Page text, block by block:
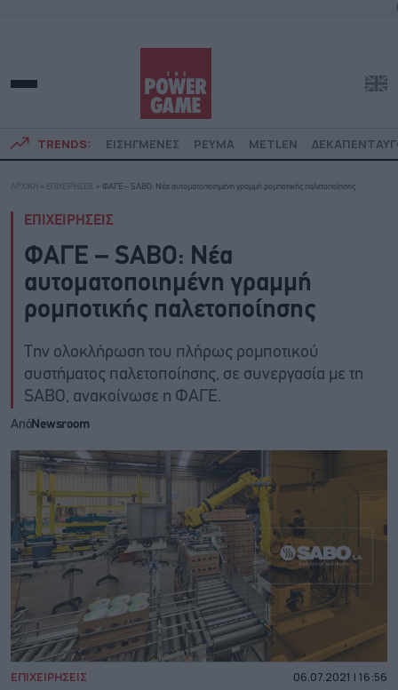
TRENDS: ΕΙΣΗΓΜΕΝΕΣ ΡΕΥΜΑ METLEN
ΑΡΧΙΚΗ » ΕΠΙΧΕΙΡΗΣΕΙΣ » ΦΑΓΕ – SABO: Νέα αυτοματοποιημένη γραμμή ρομποτικής παλετοποίησης
ΕΠΙΧΕΙΡΗΣΕΙΣ
ΦΑΓΕ – SABO: Νέα
αυτοματοποιημένη γραμμή
ρομποτικής παλετοποίησης
Την ολοκλήρωση του πλήρως ρομποτικού
συστήματος παλετοποίησης, σε συνεργασία με τη
SABO, ανακοίνωσε η ΦΑΓΕ.
ΑπόNewsroom
ΕΠΙΧΕΙΡΗΣΕΙΣ 06.07.2021 | 16:56